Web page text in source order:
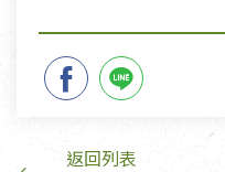
返回列表